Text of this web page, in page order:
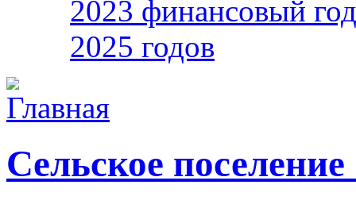
2023 финансовый
2025 годов
Cельское